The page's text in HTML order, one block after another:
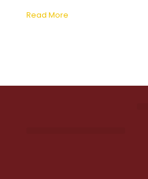
Read More